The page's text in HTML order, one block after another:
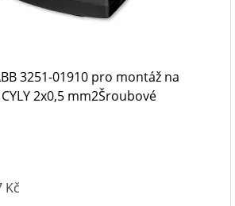
3251-01910 pro montáž na
2x0,5 mm2Šroubové
Kč